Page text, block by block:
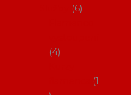
6
4
1